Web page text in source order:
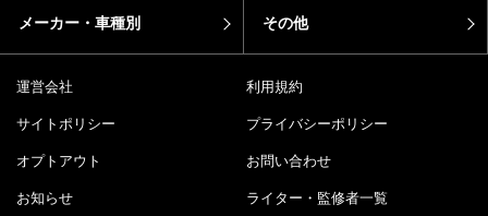
メーカー・車種別 その他
運営会社 利用規約
サイトポリシー プライバシーポリシー
オプトアウト お問い合わせ
お知らせ ライター・監修者一覧